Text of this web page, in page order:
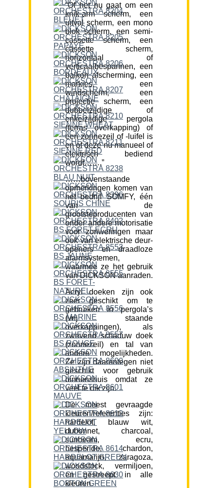
“Of het nu gaat om een
knik-arm scherm, een
uitval scherm, een mono
blok scherm, een semi-
cassette scherm, een
cassette scherm,
horizontaal of
verticaalbespannen, een
balkon afscherming, een
markies, een
windscherm, een
projectie scherm, een
dubbelzijdige of
enkelzijdige pergola
(terras overkapping) of
een zonnezeil of -luifel is
en of deze nu manueel of
elektrisch bediend
wordt…….”
……bovenstaande
opmerkingen komen van
het bedrijf SOMFY, één
van de
grootsteproducenten van
onder andere motorisatie
voor zonweringen maar
ook van elektrische deur-
openers en draadloze
alarmsystemen,
waarmee ze het gebruik
van DICKSON aanraden.
Acryl doeken zijn ook
zeer geschikt om te
gebruiken in pergola’s
(vrij staande
overkappingen), als
zwevend schaduw doek
(zonnezeil) en tal van
andere mogelijkheden.
Ze zijn daarentegen niet
geschikt voor gebruik
binnenshuis omdat ze
veel te dik zijn.
De meest gevraagde
kleuren/referenties zijn:
hardelot, blauw wit,
dubonnet, charcoal,
sunbeam, ecru,
hesperide, chardon,
aquamarijn, zaragoza,
woodstock, vermiljoen,
en gestreept in alle
kleuren.